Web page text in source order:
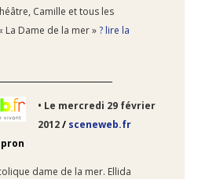
Camille et tous les
La Dame de la mer »? lire la
• Le mercredi 29 février
2012/ sceneweb.fr
dame de la mer. Ellida